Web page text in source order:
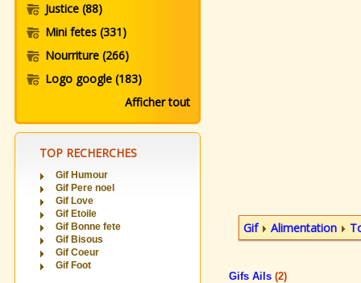
Justice (88)
Mini fetes (331)
Nourriture (266)
Logo google (183)
Afficher tout
TOP RECHERCHES
Gif Humour
Gif Pere noel
Gif Love
Gif Etoile
Gif Bonne fete
Gif Bisous
Gif Coeur
Gif Foot
Gif Alimentation
Gifs Ails (2)